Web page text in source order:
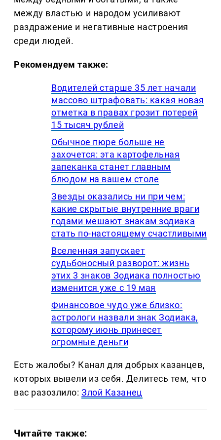
между властью и народом усиливают
раздражение и негативные настроения
среди людей.
Рекомендуем также:
Водителей старше 35 лет начали
массово штрафовать: какая новая
отметка в правах грозит потерей
15 тысяч рублей
Обычное пюре больше не
захочется: эта картофельная
запеканка станет главным
блюдом на вашем столе
Звезды оказались ни при чем:
какие скрытые внутренние враги
годами мешают знакам зодиака
стать по-настоящему счастливыми
Вселенная запускает
судьбоносный разворот: жизнь
этих 3 знаков Зодиака полностью
изменится уже с 19 мая
Финансовое чудо уже близко:
астрологи назвали знак Зодиака,
которому июнь принесет
огромные деньги
Есть жалобы? Канал для добрых казанцев,
которых вывели из себя. Делитеcь тем, что
вас разозлило:Злой Казанец
Читайте также: